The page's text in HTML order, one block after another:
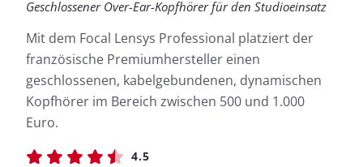
Geschlossener Over-Ear-Kopfhörer für den Studioeinsatz
Mit dem Focal Lensys Professional platziert der
französische Premiumhersteller einen
geschlossenen, kabelgebundenen, dynamischen
Kopfhörer im Bereich zwischen 500 und 1.000
Euro.
4.5